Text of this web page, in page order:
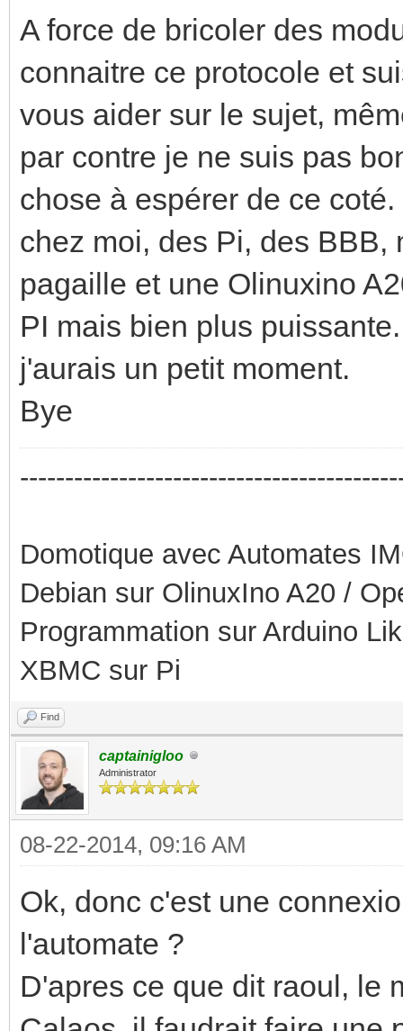
A force de bricoler des
connaitre ce protocole et
vous aider sur le sujet,
par contre je ne suis pas
chose à espérer de ce
chez moi, des Pi, des BBB,
pagaille et une Olinuxino
PI mais bien plus
j'aurais un petit moment.
Bye
Domotique avec Automates
Debian sur OlinuxIno A20 /
Programmation sur Arduino
XBMC sur Pi
Find
captainigloo
Administrator
08-22-2014, 09:16 AM
Ok, donc c'est une
l'automate ?
D'apres ce que dit raoul, le